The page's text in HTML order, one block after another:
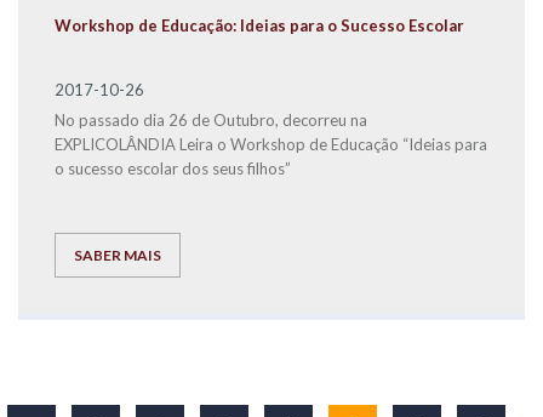
Workshop de Educação: Ideias para o Sucesso Escolar
2017-10-26
No passado dia 26 de Outubro, decorreu na
EXPLICOLÂNDIA Leira o Workshop de Educação “Ideias para
o sucesso escolar dos seus filhos”
SABER MAIS